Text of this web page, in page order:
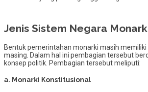
Jenis Sistem Negara
Bentuk pemerintahan monarki masih
masing. Dalam hal ini pembagian tersebut
konsep politik. Pembagian tersebut meliputi:
a. Monarki Konstitusional